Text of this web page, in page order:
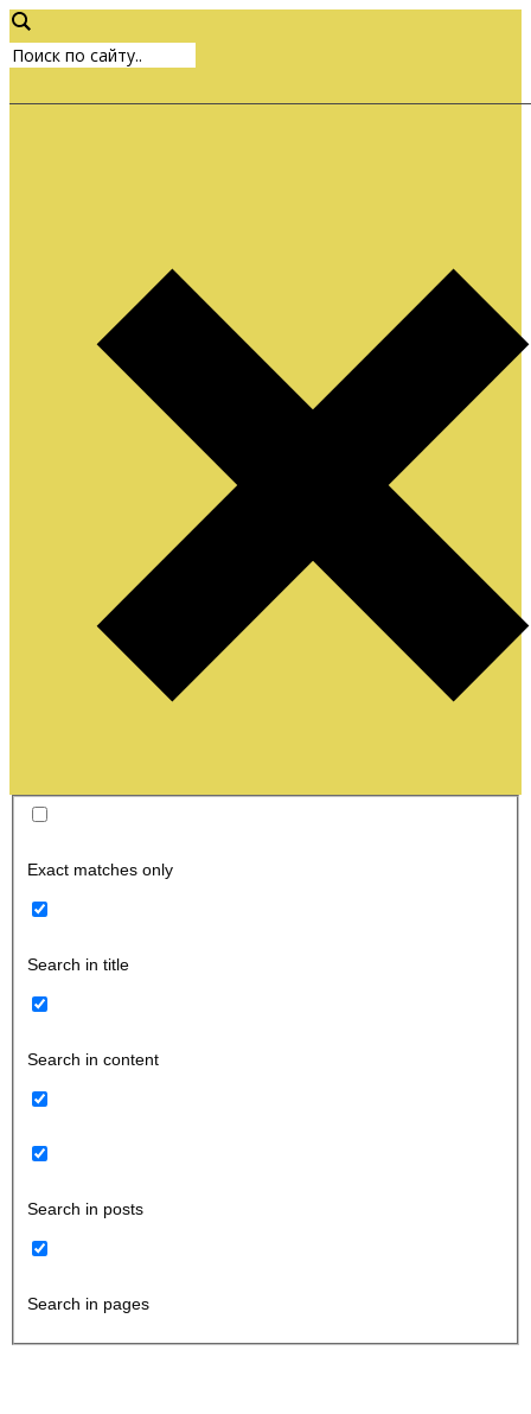
Exact matches only
Search in title
Search in content
Search in posts
Search in pages